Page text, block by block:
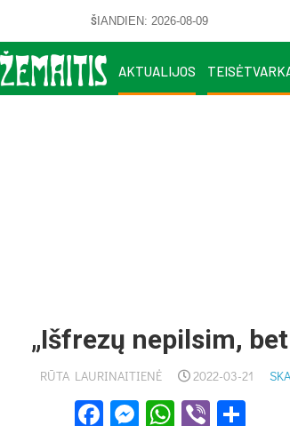
ŠIANDIEN: 2026-08-09
AKTUALIJOS
„Išfrezų nepilsim,
RŪTA LAURINAITIENĖ 2022-03-21
Facebook
Messenger
WhatsApp
Viber